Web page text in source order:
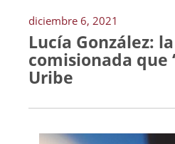
diciembre 6, 2021
Lucía González: la
comisionada que
Uribe